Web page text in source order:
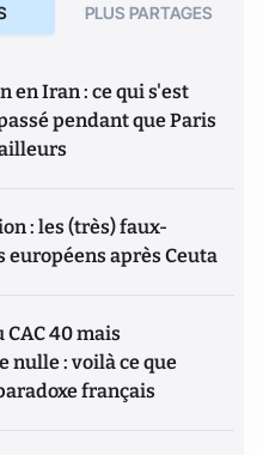
PLUS PARTAGES
en Iran : ce qui s'est
pendant que Paris
: les (très) faux-
européens après Ceuta
CAC 40 mais
nulle : voilà ce que
français